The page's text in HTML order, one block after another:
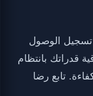
تسجيل الوصول
قدراتك بانتظام
تابع رضا